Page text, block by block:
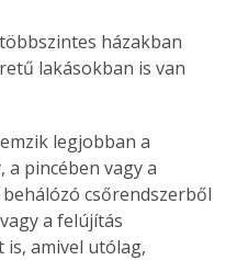
házakban
lakásokban is van
legjobban a
pincében vagy a
csőrendszerből
a felújítás
amivel utólag,